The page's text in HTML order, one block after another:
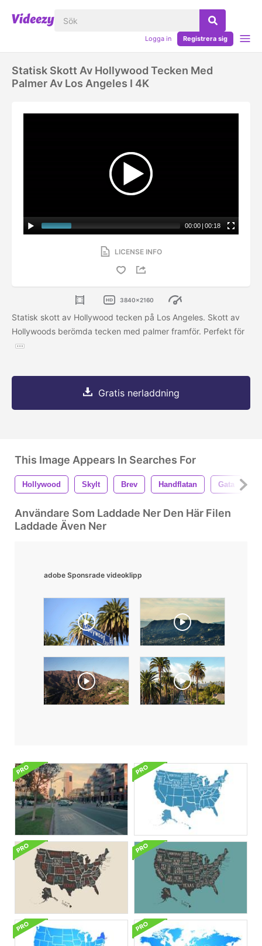
Logga in Registrera sig
Statisk Skott Av Hollywood Tecken Med
Palmer Av Los Angeles I 4K
00:00 | 00:18
LICENSE INFO
3840x2160
Statisk skott av Hollywood tecken på Los Angeles. Skott av
Hollywoods berömda tecken med palmer framför. Perfekt för
Gratis nerladdning
This Image Appears In Searches For
Hollywood Skylt Brev Handflatan Gata
Användare Som Laddade Ner Den Här Filen
Laddade Även Ner
adobe Sponsrade videoklipp